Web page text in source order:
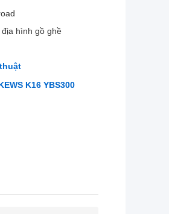
hình gồ ghề
K16 YBS300